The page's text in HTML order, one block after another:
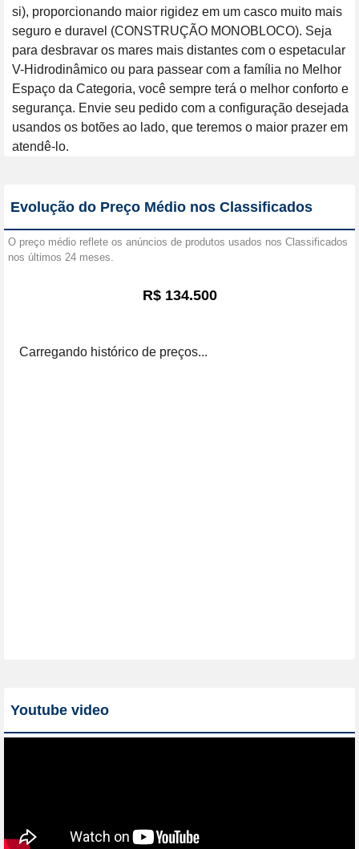
si), proporcionando maior rigidez em um casco muito mais
seguro e duravel (CONSTRUÇÃO MONOBLOCO). Seja
para desbravar os mares mais distantes com o espetacular
V-Hidrodinâmico ou para passear com a família no Melhor
Espaço da Categoria, você sempre terá o melhor conforto e
segurança. Envie seu pedido com a configuração desejada
usandos os botões ao lado, que teremos o maior prazer em
atendê-lo.
Evolução do Preço Médio nos Classificados
O preço médio reflete os anúncios de produtos usados nos Classificados
nos últimos 24 meses.
R$ 134.500
Carregando histórico de preços...
Youtube video